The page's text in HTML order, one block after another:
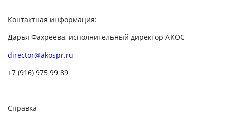
Контактная информация:
Дарья Фахреева, исполнительный директор АКОС
director@akospr.ru
+7 (916) 975 99 89
Справка